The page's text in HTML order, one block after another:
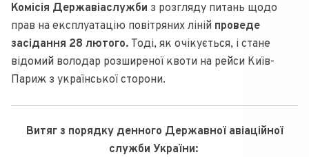
Комісія Державіаслужби з розгляду питань щодо
прав на експлуатацію повітряних ліній проведе
засідання 28 лютого. Тоді, як очікується, і стане
відомий володар розширеної квоти на рейси Київ-
Париж з української сторони.
Витяг з порядку денного Державної авіаційної
служби України: